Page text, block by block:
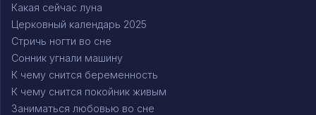
Какая сейчас луна
Церковный календарь 2025
Стричь ногти во сне
Сонник угнали машину
К чему снится беременность
К чему снится покойник живым
Заниматься любовью во сне